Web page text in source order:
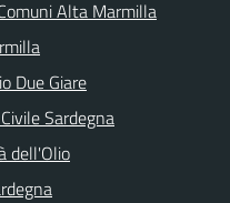
Alta Marmilla
Due Giare
Sardegna
dell'Olio